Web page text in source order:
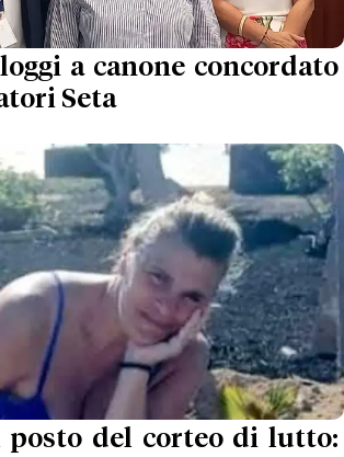
a canone concordato
Seta
posto del corteo di lutto: